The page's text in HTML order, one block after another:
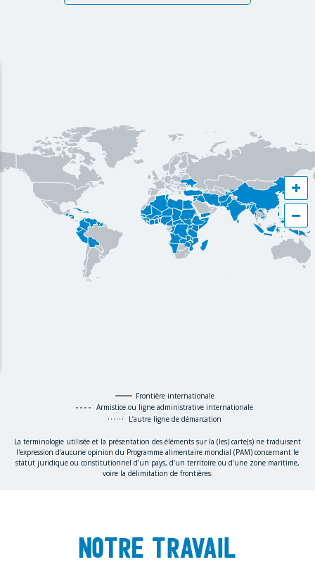
+
−
Frontière internationale
Armistice ou ligne administrative internationale
L’autre ligne de démarcation
La terminologie utilisée et la présentation des éléments sur la (les) carte(s) ne traduisent
l'expression d'aucune opinion du Programme alimentaire mondial (PAM) concernant le
statut juridique ou constitutionnel d’un pays, d’un territoire ou d’une zone maritime,
voire la délimitation de frontières.
Notre travail